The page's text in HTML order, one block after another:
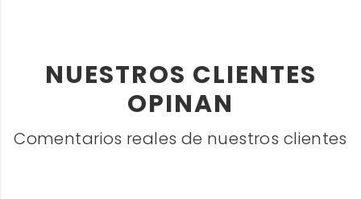
NUESTROS CLIENTES
OPINAN
Comentarios reales de nuestros clientes